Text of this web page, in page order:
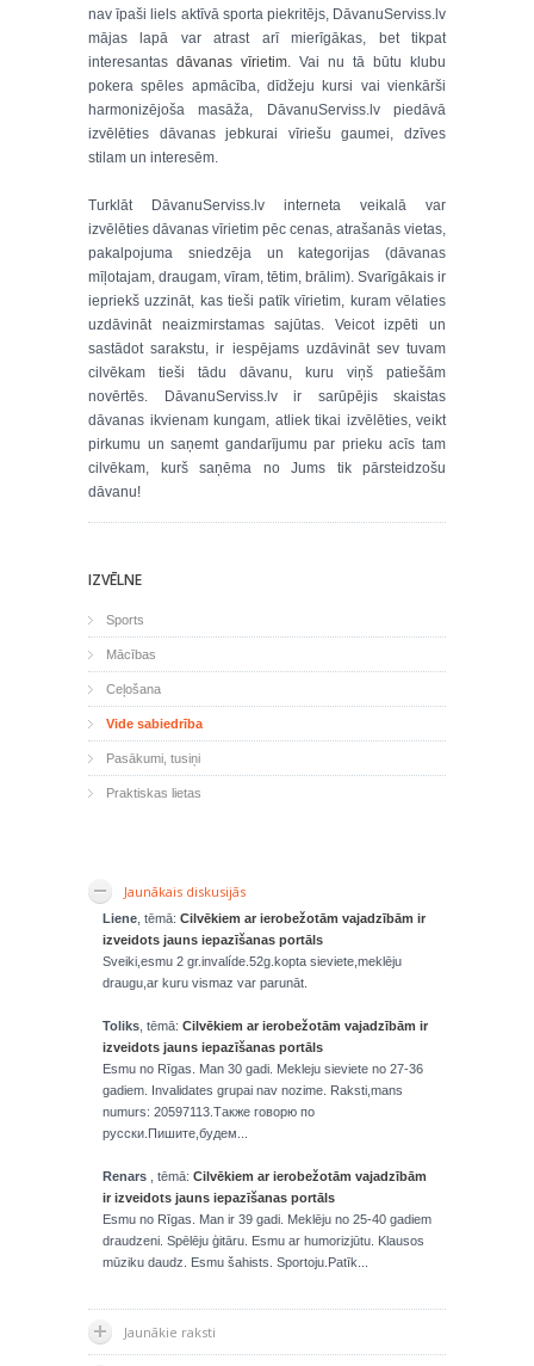
nav īpaši liels aktīvā sporta piekritējs, DāvanuServiss.lv
mājas lapā var atrast arī mierīgākas, bet tikpat
interesantas dāvanas vīrietim. Vai nu tā būtu klubu
pokera spēles apmācība, dīdžeju kursi vai vienkārši
harmonizējoša masāža, DāvanuServiss.lv piedāvā
izvēlēties dāvanas jebkurai vīriešu gaumei, dzīves
stilam un interesēm.
Turklāt DāvanuServiss.lv interneta veikalā var
izvēlēties dāvanas vīrietim pēc cenas, atrašanās vietas,
pakalpojuma sniedzēja un kategorijas (dāvanas
mīļotajam, draugam, vīram, tētim, brālim). Svarīgākais ir
iepriekš uzzināt, kas tieši patīk vīrietim, kuram vēlaties
uzdāvināt neaizmirstamas sajūtas. Veicot izpēti un
sastādot sarakstu, ir iespējams uzdāvināt sev tuvam
cilvēkam tieši tādu dāvanu, kuru viņš patiešām
novērtēs. DāvanuServiss.lv ir sarūpējis skaistas
dāvanas ikvienam kungam, atliek tikai izvēlēties, veikt
pirkumu un saņemt gandarījumu par prieku acīs tam
cilvēkam, kurš saņēma no Jums tik pārsteidzošu
dāvanu!
IZVĒLNE
Sports
Mācības
Ceļošana
Vide sabiedrība
Pasākumi, tusiņi
Praktiskas lietas
Jaunākais diskusijās
Liene , tēmā: Cilvēkiem ar ierobežotām vajadzībām ir
izveidots jauns iepazīšanas portāls
Sveiki,esmu 2 gr.invalíde.52g.kopta sieviete,meklēju
draugu,ar kuru vismaz var parunāt.
Toliks , tēmā: Cilvēkiem ar ierobežotām vajadzībām ir
izveidots jauns iepazīšanas portāls
Esmu no Rīgas. Man 30 gadi. Mekleju sieviete no 27-36
gadiem. Invalidates grupai nav nozime. Raksti,mans
numurs: 20597113.Также говорю по
русски.Пишите,будем...
Renars , tēmā: Cilvēkiem ar ierobežotām vajadzībām
ir izveidots jauns iepazīšanas portāls
Esmu no Rīgas. Man ir 39 gadi. Meklēju no 25-40 gadiem
draudzeni. Spēlēju ģitāru. Esmu ar humorizjūtu. Klausos
mūziku daudz. Esmu šahists. Sportoju.Patīk...
Jaunākie raksti